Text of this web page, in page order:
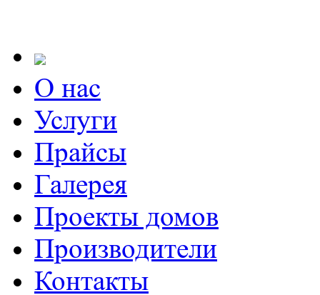
О нас
Услуги
Прайсы
Галерея
Проекты домов
Производители
Контакты